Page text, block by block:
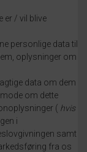
er / vil blive
personlige data til
oplysninger om
data om dem
om dette
( hvis
i
samt
fra os